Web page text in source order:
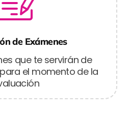
de Exámenes
que te servirán de
el momento de la